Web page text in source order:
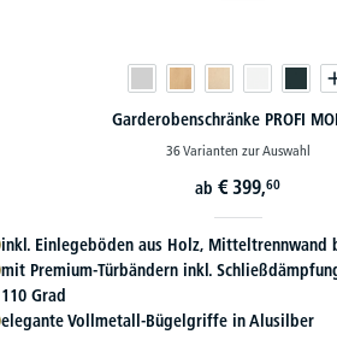
Garderobenschränke PROFI
36 Varianten zur Auswahl
ab€ 399,60
inkl. Einlegeböden aus Holz, Mitteltrennwand
mit Premium-Türbändern inkl.
110 Grad
elegante Vollmetall-Bügelgriffe in Alusilber